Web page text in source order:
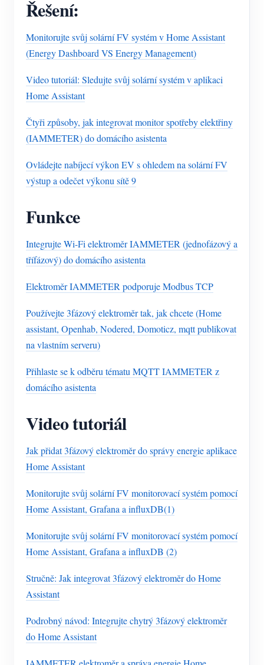
Řešení:
Monitorujte svůj solární FV systém v Home Assistant
(Energy Dashboard VS Energy Management)
Video tutoriál: Sledujte svůj solární systém v aplikaci
Home Assistant
Čtyři způsoby, jak integrovat monitor spotřeby elektřiny
(IAMMETER) do domácího asistenta
Ovládejte nabíjecí výkon EV s ohledem na solární FV
výstup a odečet výkonu sítě 9
Funkce
Integrujte Wi-Fi elektroměr IAMMETER (jednofázový a
třífázový) do domácího asistenta
Elektroměr IAMMETER podporuje Modbus TCP
Používejte 3fázový elektroměr tak, jak chcete (Home
assistant, Openhab, Nodered, Domoticz, mqtt publikovat
na vlastním serveru)
Přihlaste se k odběru tématu MQTT IAMMETER z
domácího asistenta
Video tutoriál
Jak přidat 3fázový elektroměr do správy energie aplikace
Home Assistant
Monitorujte svůj solární FV monitorovací systém pomocí
Home Assistant, Grafana a influxDB(1)
Monitorujte svůj solární FV monitorovací systém pomocí
Home Assistant, Grafana a influxDB (2)
Stručně: Jak integrovat 3fázový elektroměr do Home
Assistant
Podrobný návod: Integrujte chytrý 3fázový elektroměr
do Home Assistant